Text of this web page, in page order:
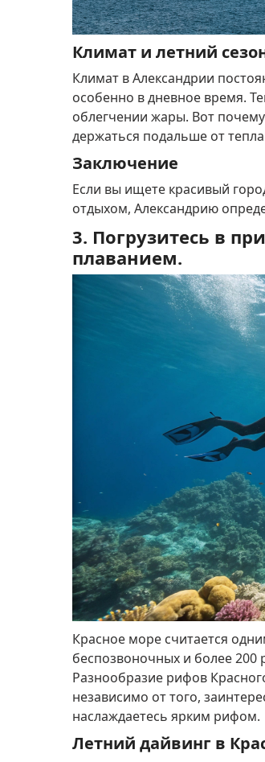
Климат и летний
Климат в Александрии
особенно в дневное время.
облегчении жары. Вот
держаться подальше от
Заключение
Если вы ищете красивый
отдыхом, Александрию
3. Погрузитесь в
плаванием.
Красное море считается
беспозвоночных и более 200
Разнообразие рифов
независимо от того,
наслаждаетесь ярким рифом.
Летний дайвинг в